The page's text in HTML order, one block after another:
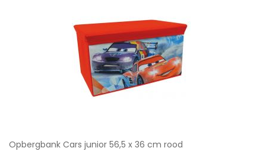
Opbergbank Cars junior 56,5 x 36 cm rood